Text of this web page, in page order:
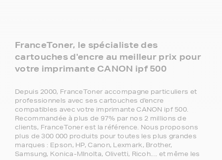
FranceToner, le spécialiste des
cartouches d'encre au meilleur prix pour
votre imprimante CANON ipf 500
Depuis 2000, FranceToner accompagne particuliers et
professionnels avec ses cartouches d'encre
compatibles avec votre imprimante CANON ipf 500.
Recommandée à plus de 97% par nos 2 millions de
clients, FranceToner est la référence. Nous proposons
plus de 300 000 produits pour toutes les plus grandes
marques : Epson, HP, Canon, Lexmark, Brother,
Samsung, Konica-MInolta, Olivetti, Ricoh.... et même les